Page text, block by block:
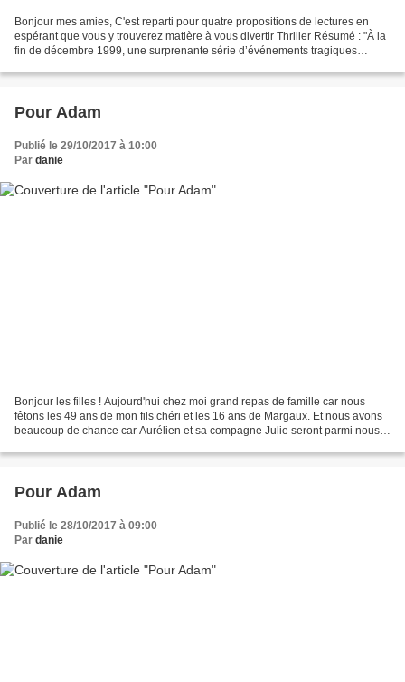
Bonjour mes amies, C'est reparti pour quatre propositions de lectures en
espérant que vous y trouverez matière à vous divertir Thriller Résumé : "À la
fin de décembre 1999, une surprenante série d’événements tragiques
Pour Adam
Publié le 29/10/2017 à 10:00
Par danie
Bonjour les filles ! Aujourd'hui chez moi grand repas de famille car nous
fêtons les 49 ans de mon fils chéri et les 16 ans de Margaux. Et nous avons
beaucoup de chance car Aurélien et sa compagne Julie seront parmi nous
Pour Adam
Publié le 28/10/2017 à 09:00
Par danie